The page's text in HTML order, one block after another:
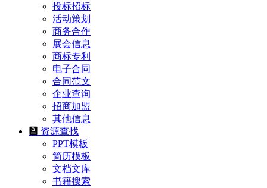
投标招标
活动策划
商务合作
展会信息
商标专利
电子合同
合同范文
企业查询
招商加盟
其他信息
资源查找
PPT模板
简历模板
文档文库
书籍搜索